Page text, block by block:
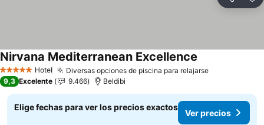
5 Estrellas Hotel Diversas opciones de piscina para relajarseVer precios
Nirvana Mediterranean Excellence
9,3 Excelente 9.466 Beldibi
Elige fechas para ver los precios exactos
Ver precios